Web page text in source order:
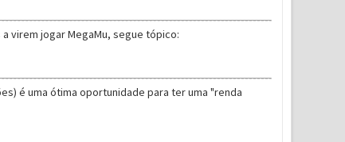
virem jogar MegaMu, segue tópico:
é uma ótima oportunidade para ter uma "renda